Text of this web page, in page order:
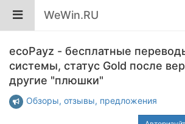
WeWin.RU
ecoPayz - бесплатные
системы, статус Gold после
другие "плюшки"
Обзоры, отзывы, предложения